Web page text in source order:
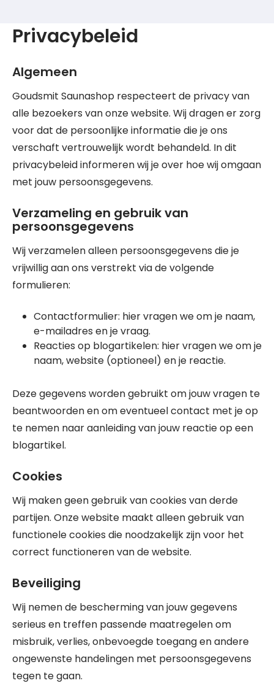
Privacybeleid
Algemeen
Goudsmit Saunashop respecteert de privacy van
alle bezoekers van onze website. Wij dragen er zorg
voor dat de persoonlijke informatie die je ons
verschaft vertrouwelijk wordt behandeld. In dit
privacybeleid informeren wij je over hoe wij omgaan
met jouw persoonsgegevens.
Verzameling en gebruik van
persoonsgegevens
Wij verzamelen alleen persoonsgegevens die je
vrijwillig aan ons verstrekt via de volgende
formulieren:
Contactformulier: hier vragen we om je naam,
e-mailadres en je vraag.
Reacties op blogartikelen: hier vragen we om je
naam, website (optioneel) en je reactie.
Deze gegevens worden gebruikt om jouw vragen te
beantwoorden en om eventueel contact met je op
te nemen naar aanleiding van jouw reactie op een
blogartikel.
Cookies
Wij maken geen gebruik van cookies van derde
partijen. Onze website maakt alleen gebruik van
functionele cookies die noodzakelijk zijn voor het
correct functioneren van de website.
Beveiliging
Wij nemen de bescherming van jouw gegevens
serieus en treffen passende maatregelen om
misbruik, verlies, onbevoegde toegang en andere
ongewenste handelingen met persoonsgegevens
tegen te gaan.